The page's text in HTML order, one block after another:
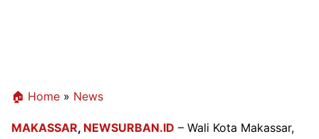
🏠 Home » News
MAKASSAR, NEWSURBAN.ID – Wali Kota Makassar,